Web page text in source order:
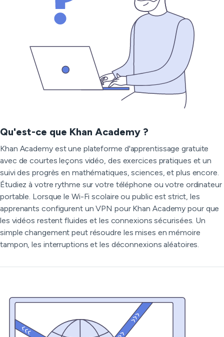
Qu'est-ce que Khan Academy ?
Khan Academy est une plateforme d'apprentissage gratuite
avec de courtes leçons vidéo, des exercices pratiques et un
suivi des progrès en mathématiques, sciences, et plus encore.
Étudiez à votre rythme sur votre téléphone ou votre ordinateur
portable. Lorsque le Wi-Fi scolaire ou public est strict, les
apprenants configurent un VPN pour Khan Academy pour que
les vidéos restent fluides et les connexions sécurisées. Un
simple changement peut résoudre les mises en mémoire
tampon, les interruptions et les déconnexions aléatoires.